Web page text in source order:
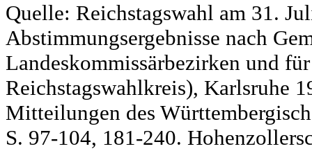
Quelle: Reichstagswahl am 31.
Abstimmungsergebnisse nach
Landeskommissärbezirken und
Reichstagswahlkreis), Karlsruhe
Mitteilungen des
S. 97-104, 181-240.